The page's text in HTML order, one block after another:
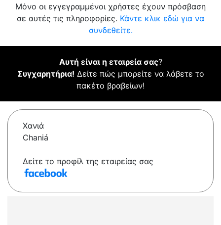
Μόνο οι εγγεγραμμένοι χρήστες έχουν πρόσβαση
σε αυτές τις πληροφορίες. Κάντε κλικ εδώ για να
συνδεθείτε.
Αυτή είναι η εταιρεία σας?
Συγχαρητήρια! Δείτε πώς μπορείτε να λάβετε το
πακέτο βραβείων!
Χανιά
Chaniá
Δείτε το προφίλ της εταιρείας σας